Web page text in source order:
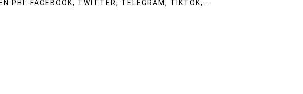
PHÍ: FACEBOOK, TWITTER, TELEGRAM, TIKTOK,…